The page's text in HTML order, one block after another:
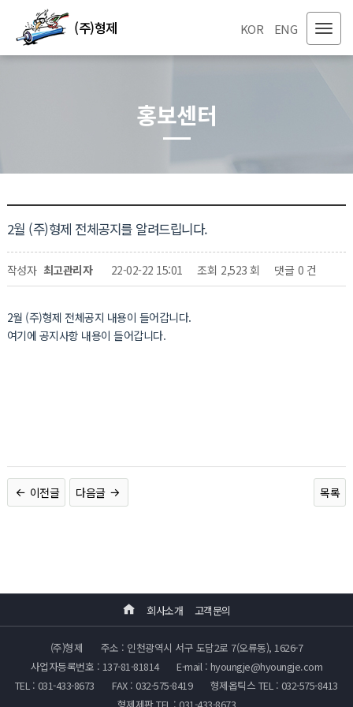
(주)형제 KOR ENG
홍보센터
2월 (주)형제 전체공지를 알려드립니다.
페이지 정보
작성자 최고관리자 22-02-22 15:01 조회 2,523 회 댓글 0 건
2월 (주)형제 전체공지 내용이 들어갑니다.
여기에 공지사항 내용이 들어갑니다.
이전글 다음글 목록
회사소개 고객문의
(주)형제
주소 : 인천광역시 서구 도담2로 7(오류동), 1626-7
사업자등록번호 : 137-81-81814
E-mail : hyoungje@hyoungje.com
TEL : 031-433-8673
FAX : 032-575-8419
형제옵틱스 TEL : 032-575-8413
형제제판 TEL : 031-433-8673